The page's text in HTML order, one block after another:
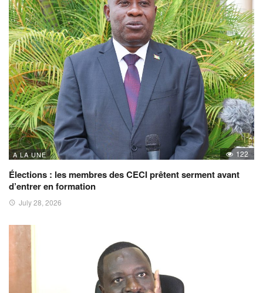
A LA UNE 122
Élections : les membres des CECI prêtent serment avant
d’entrer en formation
July 28, 2026